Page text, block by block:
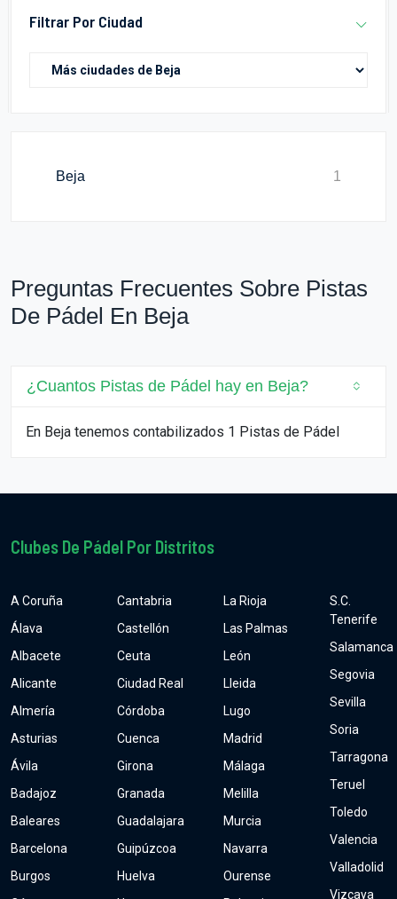
Filtrar Por Ciudad
Beja 1
Preguntas Frecuentes Sobre Pistas
De Pádel En Beja
¿Cuantos Pistas de Pádel hay en Beja?
En Beja tenemos contabilizados 1 Pistas de Pádel
Clubes De Pádel Por Distritos
A Coruña
Álava
Albacete
Alicante
Almería
Asturias
Ávila
Badajoz
Baleares
Barcelona
Burgos
Cantabria
Castellón
Ceuta
Ciudad Real
Córdoba
Cuenca
Girona
Granada
Guadalajara
Guipúzcoa
Huelva
La Rioja
Las Palmas
León
Lleida
Lugo
Madrid
Málaga
Melilla
Murcia
Navarra
Ourense
S.C.
Tenerife
Salamanca
Segovia
Sevilla
Soria
Tarragona
Teruel
Toledo
Valencia
Valladolid
Vizcaya